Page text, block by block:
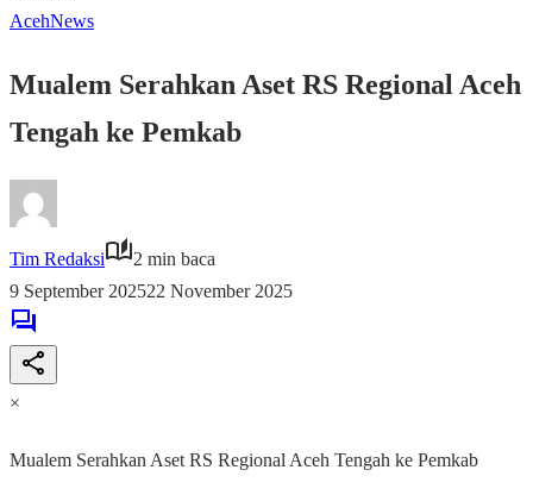
AcehNews
Mualem Serahkan Aset RS Regional Aceh
Tengah ke Pemkab
Tim Redaksi
2 min baca
9 September 202522 November 2025
×
Mualem Serahkan Aset RS Regional Aceh Tengah ke Pemkab